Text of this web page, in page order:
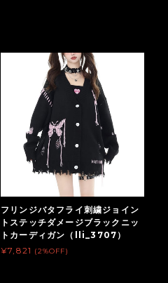
フリンジバタフライ刺繍ジョイン
トステッチダメージブラックニッ
トカーディガン（lli_3707）
¥7,821 (2%OFF)